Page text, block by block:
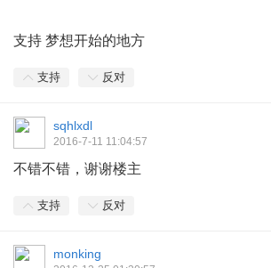
支持 梦想开始的地方
支持 反对
sqhlxdl
2016-7-11 11:04:57
不错不错，谢谢楼主
支持 反对
monking